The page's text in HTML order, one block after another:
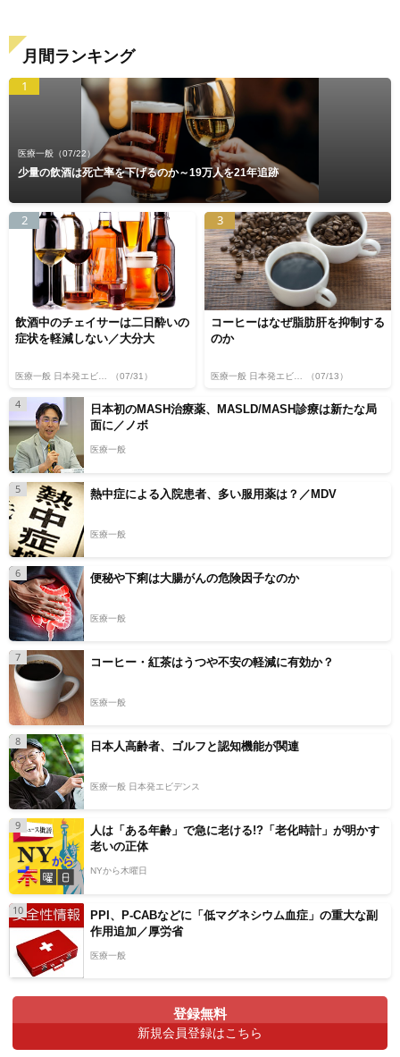
月間ランキング
1
医療一般 （07/22）
少量の飲酒は死亡率を下げるのか～19万人を21年追跡
2
飲酒中のチェイサーは二日酔いの
症状を軽減しない／大分大
医療一般 日本発エビデンス （07/31）
3
コーヒーはなぜ脂肪肝を抑制する
のか
医療一般 日本発エビデンス （07/13）
4
日本初のMASH治療薬、MASLD/MASH診療は新たな局
面に／ノボ
医療一般
5 熱中症による入院患者、多い服用薬は？／MDV
医療一般
6 便秘や下痢は大腸がんの危険因子なのか
医療一般
7 コーヒー・紅茶はうつや不安の軽減に有効か？
医療一般
8 日本人高齢者、ゴルフと認知機能が関連
医療一般 日本発エビデンス
9
人は「ある年齢」で急に老ける!?「老化時計」が明かす
老いの正体
NYから木曜日
10
PPI、P-CABなどに「低マグネシウム血症」の重大な副
作用追加／厚労省
医療一般
登録無料
新規会員登録はこちら